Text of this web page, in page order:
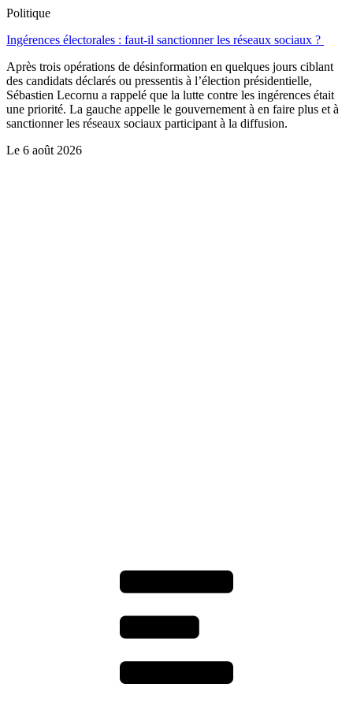
Politique
Ingérences électorales : faut-il sanctionner les réseaux sociaux ?
Après trois opérations de désinformation en quelques jours ciblant
des candidats déclarés ou pressentis à l’élection présidentielle,
Sébastien Lecornu a rappelé que la lutte contre les ingérences était
une priorité. La gauche appelle le gouvernement à en faire plus et à
sanctionner les réseaux sociaux participant à la diffusion.
Le 6 août 2026